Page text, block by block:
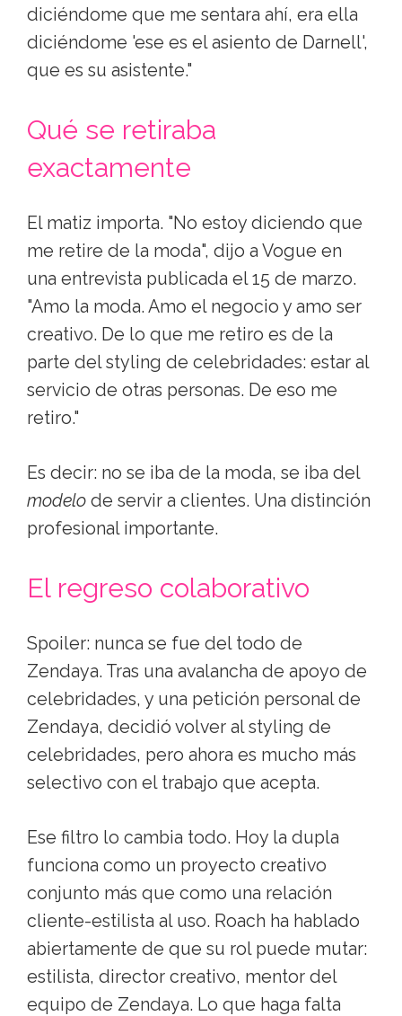
diciéndome que me sentara ahí, era ella
diciéndome 'ese es el asiento de Darnell',
que es su asistente."
Qué se retiraba
exactamente
El matiz importa. "No estoy diciendo que
me retire de la moda", dijo a Vogue en
una entrevista publicada el 15 de marzo.
"Amo la moda. Amo el negocio y amo ser
creativo. De lo que me retiro es de la
parte del styling de celebridades: estar al
servicio de otras personas. De eso me
retiro."
Es decir: no se iba de la moda, se iba del
modelo de servir a clientes. Una distinción
profesional importante.
El regreso colaborativo
Spoiler: nunca se fue del todo de
Zendaya. Tras una avalancha de apoyo de
celebridades, y una petición personal de
Zendaya, decidió volver al styling de
celebridades, pero ahora es mucho más
selectivo con el trabajo que acepta.
Ese filtro lo cambia todo. Hoy la dupla
funciona como un proyecto creativo
conjunto más que como una relación
cliente-estilista al uso. Roach ha hablado
abiertamente de que su rol puede mutar:
estilista, director creativo, mentor del
equipo de Zendaya. Lo que haga falta